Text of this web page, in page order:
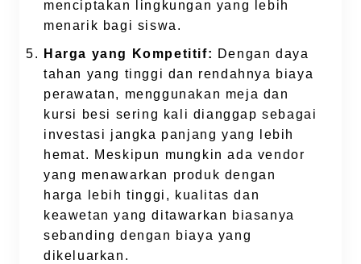
menciptakan lingkungan yang lebih
menarik bagi siswa.
Harga yang Kompetitif: Dengan daya
tahan yang tinggi dan rendahnya biaya
perawatan, menggunakan meja dan
kursi besi sering kali dianggap sebagai
investasi jangka panjang yang lebih
hemat. Meskipun mungkin ada vendor
yang menawarkan produk dengan
harga lebih tinggi, kualitas dan
keawetan yang ditawarkan biasanya
sebanding dengan biaya yang
dikeluarkan.